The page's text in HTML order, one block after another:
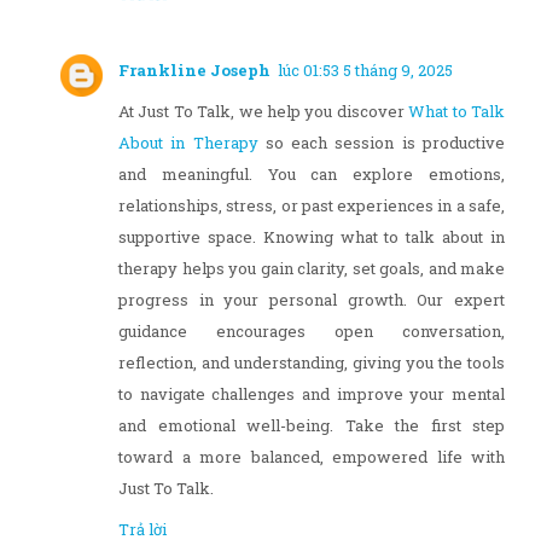
Frankline Joseph lúc 01:53 5 tháng 9, 2025
At Just To Talk, we help you discoverWhat to Talk
About in Therapy so each session is productive
and meaningful. You can explore emotions,
relationships, stress, or past experiences in a safe,
supportive space. Knowing what to talk about in
therapy helps you gain clarity, set goals, and make
progress in your personal growth. Our expert
guidance encourages open conversation,
reflection, and understanding, giving you the tools
to navigate challenges and improve your mental
and emotional well-being. Take the first step
toward a more balanced, empowered life with
Just To Talk.
Trả lời